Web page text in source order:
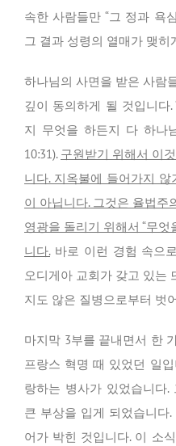
속한 사람들만 “그 정과 욕
그 결과 성령의 열매가 맺히
하나님의 사면을 받은 사람
깊이 동의하게 될 것입니다
지 무엇을 하든지 다 하나
10:31). 구원받기 위해서 이
니다. 지옥불에 들어가지
이 아닙니다. 그것은 율법주
영광을 돌리기 위해서 “무엇
니다.바로 이런 경험 속으
오디게아 교회가 갖고 있는
지도 않은 질병으로부터 벗
마지막 3부를 끝내면서 한
프랑스 혁명 때 있었던 일
랑하는 병사가 있었습니다
큰 부상을 입게 되었습니다
어가 박힌 것입니다. 이 소